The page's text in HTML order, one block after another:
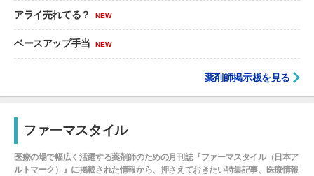
アライ売れてる？ NEW
ベースアップ手当 NEW
薬剤師掲示板を見る
ファーマスタイル
医療の場で幅広く活躍する薬剤師のための月刊誌『ファーマスタイル（日本ア
ルトマーク）』に掲載された情報から、押さえておきたい特集記事、医療情報